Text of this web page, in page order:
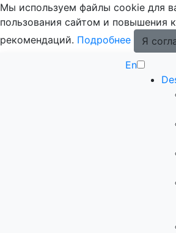
Мы используем файлы cookie для
пользования сайтом и повышения
рекомендаций. Подробнее
Я
En